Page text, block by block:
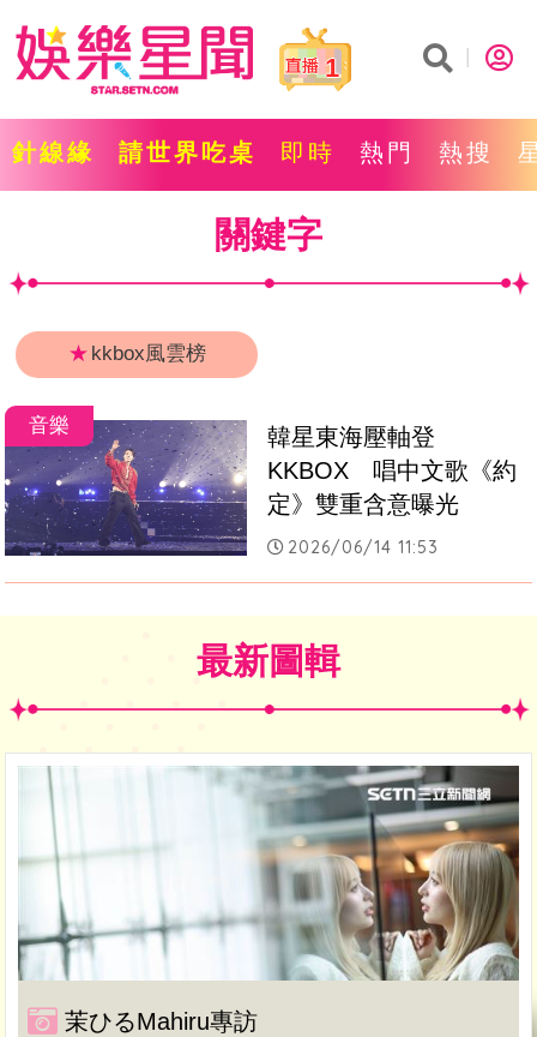
1
針線緣 請世界吃桌 即時 熱門 熱搜
關鍵字
★ kkbox風雲榜
音樂
韓星東海壓軸登
KKBOX　唱中文歌《約
定》雙重含意曝光
2026/06/14 11:53
最新圖輯
茉ひるMahiru專訪